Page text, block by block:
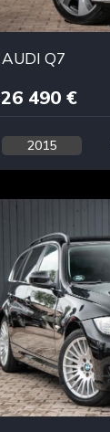
AUDI Q7
26 490 €
2015